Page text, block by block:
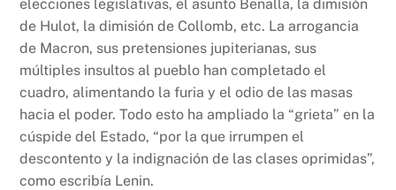
elecciones legislativas, el asunto Benalla, la dimisión
de Hulot, la dimisión de Collomb, etc. La arrogancia
de Macron, sus pretensiones jupiterianas, sus
múltiples insultos al pueblo han completado el
cuadro, alimentando la furia y el odio de las masas
hacia el poder. Todo esto ha ampliado la “grieta” en la
cúspide del Estado, “por la que irrumpen el
descontento y la indignación de las clases oprimidas”,
como escribía Lenin.